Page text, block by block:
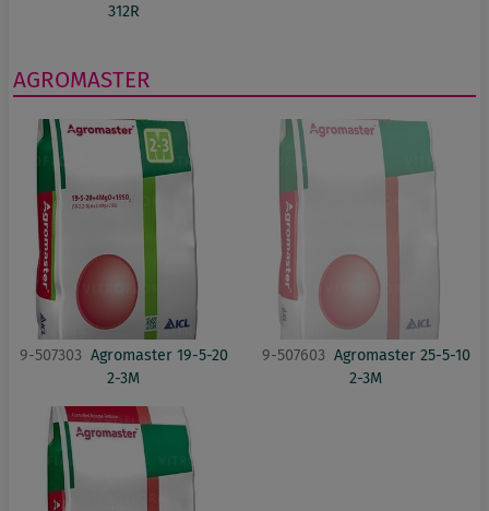
312R
AGROMASTER
9-507303 Agromaster 19-5-20
2-3M
9-507603 Agromaster 25-5-10
2-3M